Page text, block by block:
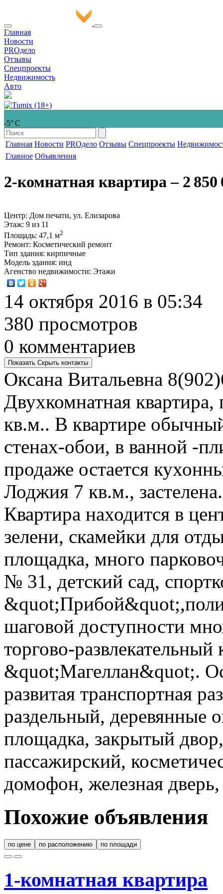
Главная
Новости
PROдело
Отзывы
Спецпроекты
Недвижимость
Авто
-5° С
Главная Новости PROдело Отзывы Спецпроекты
Главное Объявления
2-комнатная квартира‒ 2 850
Центр: Дом печати, ул. Елизарова
Этаж: 9 из 11
Площадь: 47,1 м2
Ремонт: Косметический ремонт
Тип здания: кирпичные
Модель здания: инд
Агенство недвижимости: Этажи
14 октября 2016 в 05:34
380 просмотров
0 комментариев
Показать Скрыть контакты
Оксана Витальевна
Двухкомнатная
кв.м.. В квартире
стенах-обои, в ванной -
продаже остается
Лоджия 7 кв.м.,
Квартира находится в
зелени, скамейки для
площадка, много
№ 31, детский сад,
шаговой доступности
торгово-развлекательный
&quot;Магеллан&quot;.
развитая транспортная
раздельный, деревянные
площадка, закрытый
пассажирский,
домофон, железная дверь,
Похожие объявления
по цене по расположению по площади
1-комнатная квартира